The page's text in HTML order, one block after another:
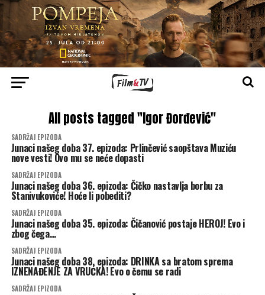
All posts tagged "Igor Đorđević"
SADRŽAJ EPIZODA
Junaci našeg doba 37. epizoda: Prlinčević saopštava Muziću
nove vesti! Ovo mu se neće dopasti
SADRŽAJ EPIZODA
Junaci našeg doba 36. epizoda: Čičko nastavlja borbu za
Stanivukoviće! Hoće li pobediti?
SADRŽAJ EPIZODA
Junaci našeg doba 35. epizoda: Čičanović postaje HEROJ! Evo i
zbog čega…
SADRŽAJ EPIZODA
Junaci našeg doba 38. epizoda: DRINKA sa bratom sprema
IZNENAĐENJE ZA VRUĆKA! Evo o čemu se radi
SADRŽAJ EPIZODA